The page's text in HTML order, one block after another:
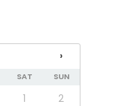
›
SAT SUN
1
2